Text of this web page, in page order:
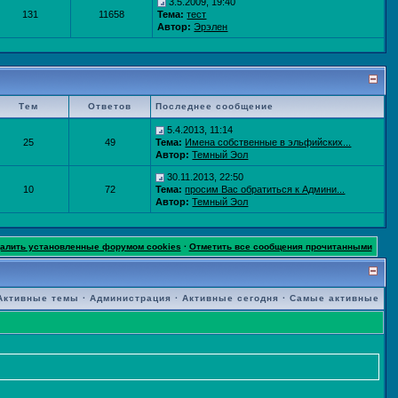
131 11658
Тема: тест
Автор: Эрэлен
Тем Ответов Последнее сообщение
25 49
5.4.2013, 11:14
Тема: Имена собственные в эльфийских...
Автор: Темный Эол
10 72
30.11.2013, 22:50
Тема: просим Вас обратиться к Админи...
Автор: Темный Эол
установленные форумом cookies · Отметить все сообщения прочитанными
темы ·Администрация ·Активные сегодня ·Самые активные